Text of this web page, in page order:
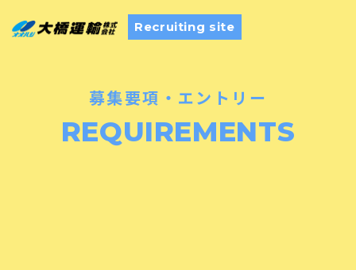
Recruiting site
募集要項・エントリー
REQUIREMENTS